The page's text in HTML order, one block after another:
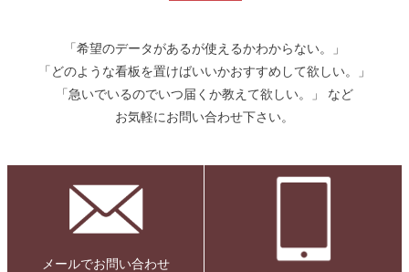
「希望のデータがあるが使えるかわからない。」
「どのような看板を置けばいいかおすすめして欲しい。」
「急いでいるのでいつ届くか教えて欲しい。」 など
お気軽にお問い合わせ下さい。
メールでお問い合わせ